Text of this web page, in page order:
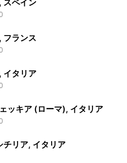
スペイン
フランス
イタリア
ッキア (ローマ), イタリア
チリア, イタリア